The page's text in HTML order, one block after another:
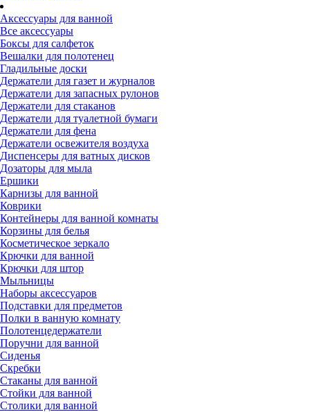
Аксессуары для ванной
Все аксессуары
Боксы для салфеток
Вешалки для полотенец
Гладильные доски
Держатели для газет и журналов
Держатели для запасных рулонов
Держатели для стаканов
Держатели для туалетной бумаги
Держатели для фена
Держатели освежителя воздуха
Диспенсеры для ватных дисков
Дозаторы для мыла
Ершики
Карнизы для ванной
Коврики
Контейнеры для ванной комнаты
Корзины для белья
Косметическое зеркало
Крючки для ванной
Крючки для штор
Мыльницы
Наборы аксессуаров
Подставки для предметов
Полки в ванную комнату
Полотенцедержатели
Поручни для ванной
Сиденья
Скребки
Стаканы для ванной
Стойки для ванной
Столики для ванной